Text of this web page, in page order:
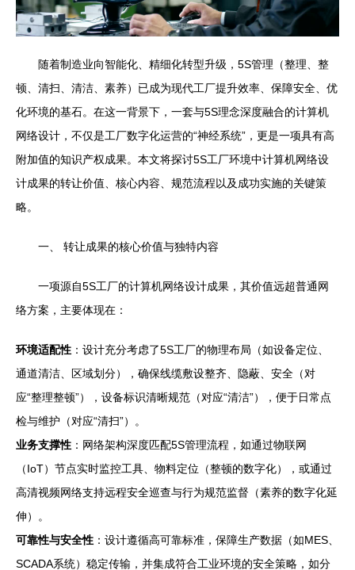
随着制造业向智能化、精细化转型升级，5S管理（整理、整
顿、清扫、清洁、素养）已成为现代工厂提升效率、保障安全、优
化环境的基石。在这一背景下，一套与5S理念深度融合的计算机
网络设计，不仅是工厂数字化运营的“神经系统”，更是一项具有高
附加值的知识产权成果。本文将探讨5S工厂环境中计算机网络设
计成果的转让价值、核心内容、规范流程以及成功实施的关键策
略。
一、 转让成果的核心价值与独特内容
一项源自5S工厂的计算机网络设计成果，其价值远超普通网
络方案，主要体现在：
环境适配性 ：设计充分考虑了5S工厂的物理布局（如设备定位、
通道清洁、区域划分），确保线缆敷设整齐、隐蔽、安全（对
应“整理整顿”），设备标识清晰规范（对应“清洁”），便于日常点
检与维护（对应“清扫”）。
业务支撑性 ：网络架构深度匹配5S管理流程，如通过物联网
（IoT）节点实时监控工具、物料定位（整顿的数字化），或通过
高清视频网络支持远程安全巡查与行为规范监督（素养的数字化延
伸）。
可靠性与安全性 ：设计遵循高可靠标准，保障生产数据（如MES、
SCADA系统）稳定传输，并集成符合工业环境的安全策略，如分